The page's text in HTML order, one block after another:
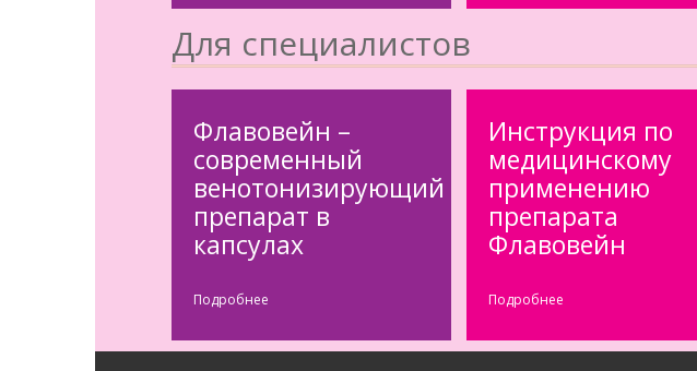
Для специалистов
Флавовейн –
современный
венотонизирующий
препарат в
капсулах
Подробнее
Инструкция по
медицинскому
применению
препарата
Флавовейн
Подробнее